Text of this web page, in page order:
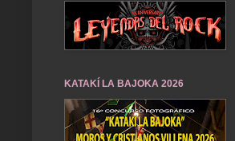
KATAKÍ LA BAJOKA 2026